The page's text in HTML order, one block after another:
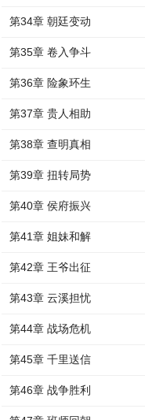
第34章 朝廷变动
第35章 卷入争斗
第36章 险象环生
第37章 贵人相助
第38章 查明真相
第39章 扭转局势
第40章 侯府振兴
第41章 姐妹和解
第42章 王爷出征
第43章 云溪担忧
第44章 战场危机
第45章 千里送信
第46章 战争胜利